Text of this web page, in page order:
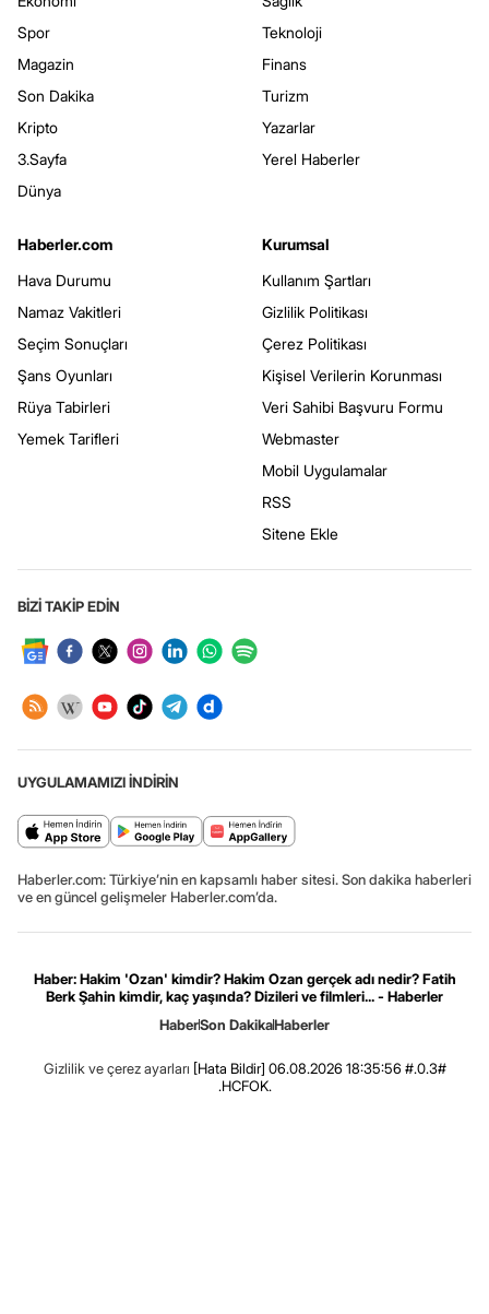
Spor
Magazin
Son Dakika
Kripto
3.Sayfa
Dünya
Teknoloji
Finans
Turizm
Yazarlar
Yerel Haberler
Haberler.com
Hava Durumu
Namaz Vakitleri
Seçim Sonuçları
Şans Oyunları
Rüya Tabirleri
Yemek Tarifleri
Kurumsal
Kullanım Şartları
Gizlilik Politikası
Çerez Politikası
Kişisel Verilerin Korunması
Veri Sahibi Başvuru Formu
Webmaster
Mobil Uygulamalar
RSS
Sitene Ekle
BİZİ TAKİP EDİN
UYGULAMAMIZI İNDİRİN
Haberler.com: Türkiye’nin en kapsamlı haber sitesi. Son dakika haberleri
ve en güncel gelişmeler Haberler.com’da.
Haber: Hakim 'Ozan' kimdir? Hakim Ozan gerçek adı nedir? Fatih
Berk Şahin kimdir, kaç yaşında? Dizileri ve filmleri... - Haberler
HaberSon DakikaHaberler
Gizlilik ve çerez ayarları [Hata Bildir] 06.08.2026 18:35:56 #.0.3#
.HCFOK.